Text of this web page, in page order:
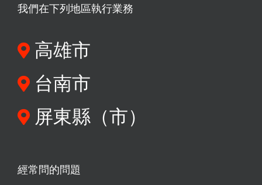
我們在下列地區執行業務
高雄市
台南市
屏東縣（市）
經常問的問題